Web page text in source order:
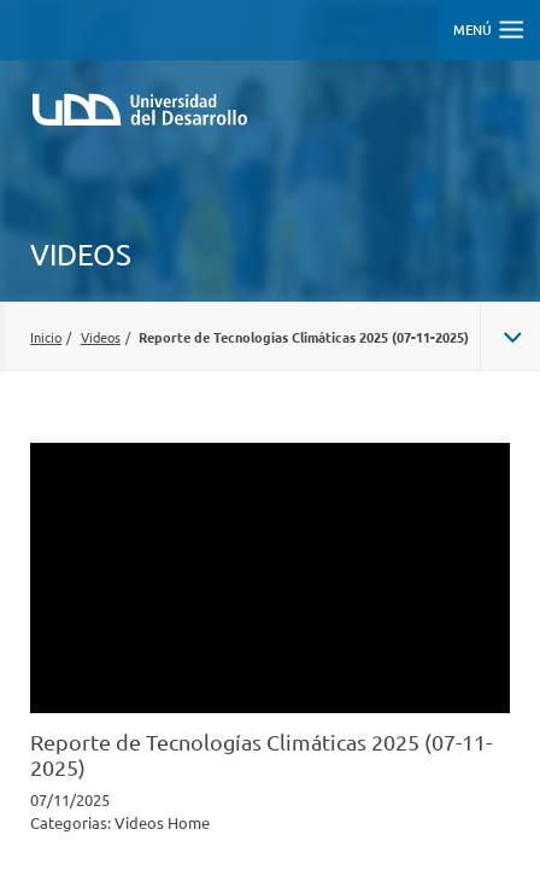
MENÚ
VIDEOS
Inicio / Videos / Reporte de Tecnologías Climáticas 2025 (07-11-2025)
Reporte de Tecnologías Climáticas 2025 (07-11-
2025)
07/11/2025
Categorias:Videos Home